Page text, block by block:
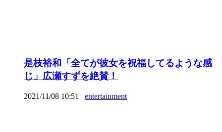
是枝裕和「全てが彼女を祝福してるような感
じ」広瀬すずを絶賛！
2021/11/08 10:51 entertainment